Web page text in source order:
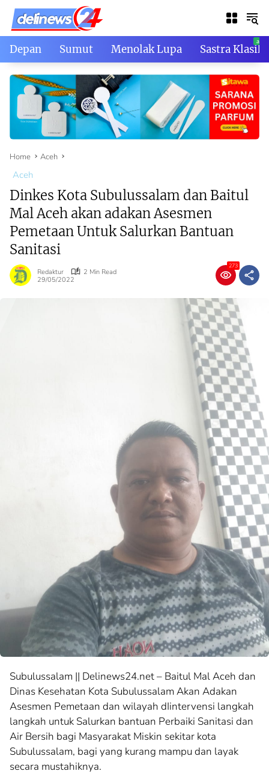
Skip
content
Depan Sumut Menolak Lupa Sastra Klasik
Home Aceh
Aceh
Dinkes Kota Subulussalam dan Baitul
Mal Aceh akan adakan Asesmen
Pemetaan Untuk Salurkan Bantuan
Sanitasi
Redaktur
2 Min Read
29/05/2022
273
Subulussalam || Delinews24.net – Baitul Mal Aceh dan
Dinas Kesehatan Kota Subulussalam Akan Adakan
Asesmen Pemetaan dan wilayah dIintervensi langkah
langkah untuk Salurkan bantuan Perbaiki Sanitasi dan
Air Bersih bagi Masyarakat Miskin sekitar kota
Subulussalam, bagi yang kurang mampu dan layak
secara mustahiknya.